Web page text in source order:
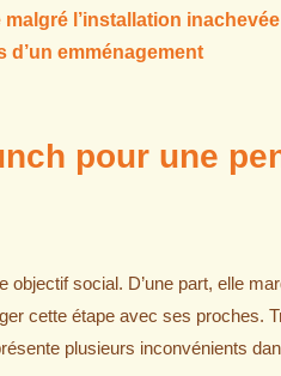
l’installation inachevée
d’un emménagement
pour une
social. D’une part, elle
cette étape avec ses proches.
plusieurs inconvénients